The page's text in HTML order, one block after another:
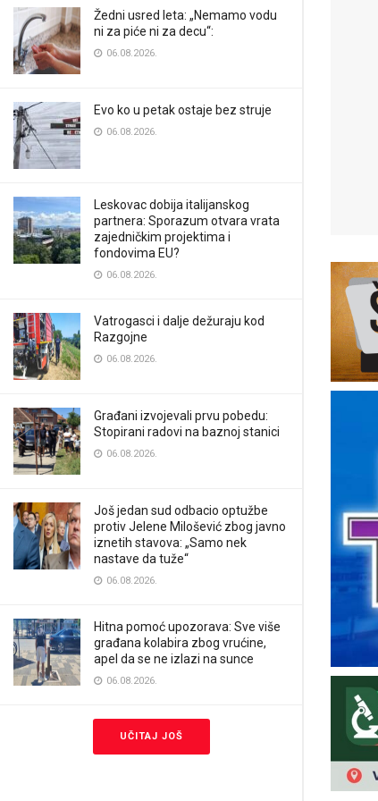
Žedni usred leta: „Nemamo vodu
ni za piće ni za decu“:
06.08.2026.
Evo ko u petak ostaje bez struje
06.08.2026.
Leskovac dobija italijanskog
partnera: Sporazum otvara vrata
zajedničkim projektima i
fondovima EU?
06.08.2026.
Vatrogasci i dalje dežuraju kod
Razgojne
06.08.2026.
Građani izvojevali prvu pobedu:
Stopirani radovi na baznoj stanici
06.08.2026.
Još jedan sud odbacio optužbe
protiv Jelene Milošević zbog javno
iznetih stavova: „Samo nek
nastave da tuže“
06.08.2026.
Hitna pomoć upozorava: Sve više
građana kolabira zbog vrućine,
apel da se ne izlazi na sunce
06.08.2026.
UČITAJ JOŠ